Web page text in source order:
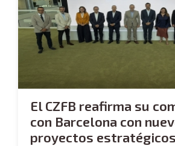
El CZFB reafirma su
con Barcelona con
proyectos estratégicos